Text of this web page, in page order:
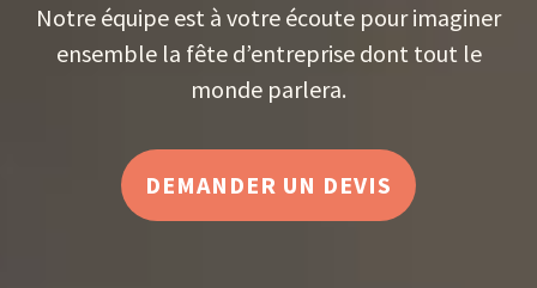
Notre équipe est à votre écoute pour imaginer
ensemble la fête d’entreprise dont tout le
monde parlera.
DEMANDER UN DEVIS